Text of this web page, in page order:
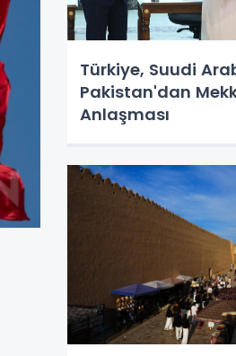
Türkiye, Suudi
Pakistan'dan
Anlaşması